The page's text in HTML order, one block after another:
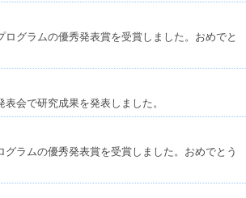
グラムの優秀発表賞を受賞しました。おめでと
会で研究成果を発表しました。
ラムの優秀発表賞を受賞しました。おめでとう